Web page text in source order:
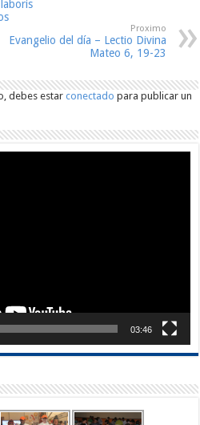
Proximo
Evangelio del día – Lectio Divina
Mateo 6, 19-23
debes estarconectado para publicar un
03:46